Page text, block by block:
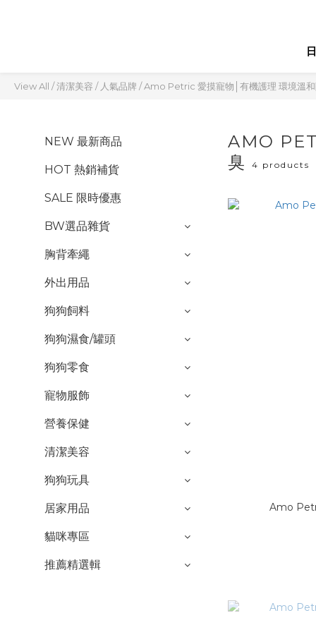
View All /清潔美容 / 人氣品牌 /Amo Petric 愛摸寵物│有機護理 環境溫
NEW 最新商品
HOT 熱銷補貨
SALE 限時優惠
BW選品雜貨
胸背牽繩
外出用品
狗狗飼料
狗狗濕食/罐頭
狗狗零食
寵物服飾
營養保健
清潔美容
狗狗玩具
居家用品
貓咪專區
推薦精選輯
AMO
臭4 products
Amo